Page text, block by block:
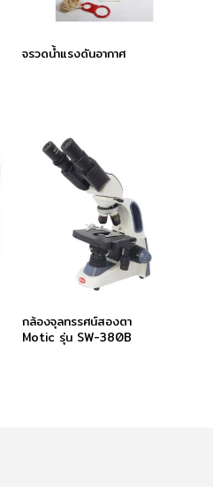
จรวดน้ำแรงดันอากาศ
กล้องจุลทรรศน์สองตา
Motic รุ่น SW-380B